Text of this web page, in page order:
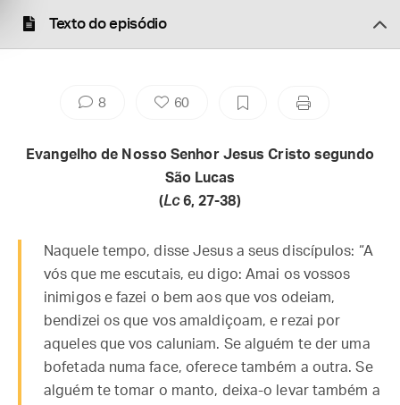
Texto do episódio
8 60
Evangelho de Nosso Senhor Jesus Cristo segundo
São Lucas
(Lc6, 27-38)
Naquele tempo, disse Jesus a seus discípulos: “A
vós que me escutais, eu digo: Amai os vossos
inimigos e fazei o bem aos que vos odeiam,
bendizei os que vos amaldiçoam, e rezai por
aqueles que vos caluniam. Se alguém te der uma
bofetada numa face, oferece também a outra. Se
alguém te tomar o manto, deixa-o levar também a